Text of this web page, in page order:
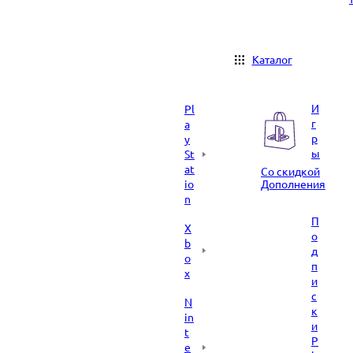
Каталог
Pl
a
y
St
at
io
n
X
b
o
x
N
in
t
e
И
г
р
ы
Со скидкой
Дополнения
П
о
д
п
и
с
к
и
P